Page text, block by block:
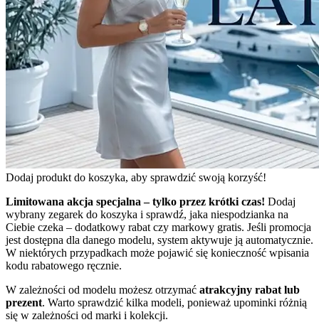
Dodaj produkt do koszyka, aby sprawdzić swoją korzyść!
Limitowana akcja specjalna – tylko przez krótki czas! Dodaj
wybrany zegarek do koszyka i sprawdź, jaka niespodzianka na
Ciebie czeka – dodatkowy rabat czy markowy gratis. Jeśli promocja
jest dostępna dla danego modelu, system aktywuje ją automatycznie.
W niektórych przypadkach może pojawić się konieczność wpisania
kodu rabatowego ręcznie.
W zależności od modelu możesz otrzymać atrakcyjny rabat lub
prezent. Warto sprawdzić kilka modeli, ponieważ upominki różnią
się w zależności od marki i kolekcji.